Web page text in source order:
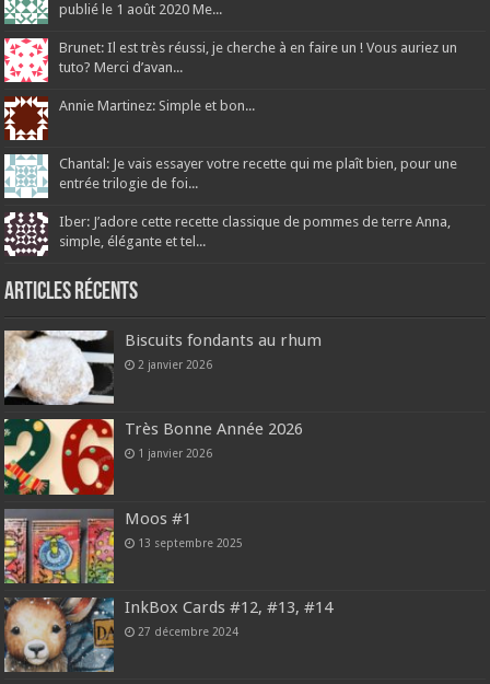
publié le 1 août 2020 Me...
Brunet: Il est très réussi, je cherche à en faire un ! Vous auriez un
tuto? Merci d’avan...
Annie Martinez: Simple et bon...
Chantal: Je vais essayer votre recette qui me plaît bien, pour une
entrée trilogie de foi...
Iber: J’adore cette recette classique de pommes de terre Anna,
simple, élégante et tel...
Articles récents
Biscuits fondants au rhum
2 janvier 2026
Très Bonne Année 2026
1 janvier 2026
Moos #1
13 septembre 2025
InkBox Cards #12, #13, #14
27 décembre 2024